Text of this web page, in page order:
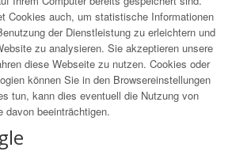
Cookies auch, um statistische Informationen
der Dienstleistung zu erleichtern und
zu analysieren. Sie akzeptieren unsere
diese Webseite zu nutzen. Cookies oder
können Sie in den Browsereinstellungen
tun, kann dies eventuell die Nutzung von
davon beeinträchtigen.